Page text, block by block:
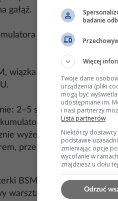
gałąź.
(zabezpieczenie
wiązka i pompa są dobre,
2–5 s.
wyżej = zużycie; 0 A =
przed pompą
BSM/BM34
warsztatowe), ale trwałość
badanie
Więcej
Twoje dane
urządzenia (pliki
mogą być
udostępniane im.
i nasi partnerzy
Lista partnerów
Niektórzy
podstawie
zmieniając opcje
wycofanie w
znajdziesz u dołu
Odrzuć